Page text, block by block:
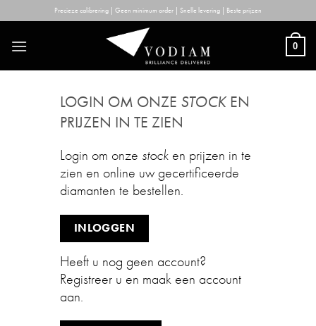
to
content
Precieze calibrering | Geen minimum order | Snelle levering | Beste prijzen
0
LOGIN OM ONZE STOCKEN
PRIJZEN IN TE ZIEN
Login om onze stock en prijzen in te
zien en online uw gecertificeerde
diamanten te bestellen.
INLOGGEN
Heeft u nog geen account?
Registreer u en maak een account
aan.